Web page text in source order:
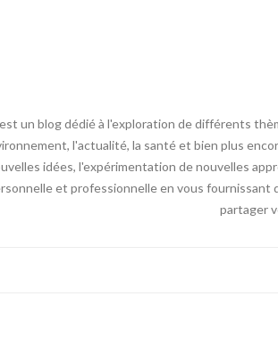
un blog dédié à l'exploration de différents
l'actualité, la santé et bien plus
idées, l'expérimentation de nouvelles
et professionnelle en vous
partager